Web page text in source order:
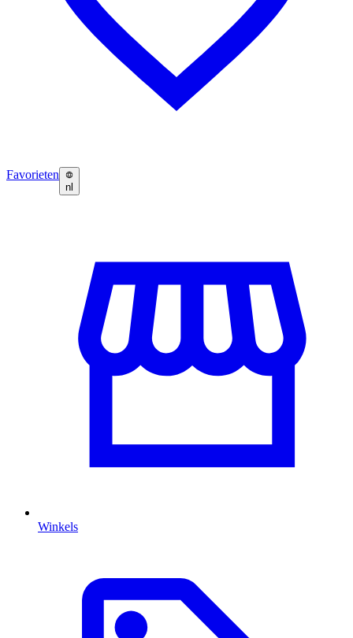
Favorieten
nl
Winkels